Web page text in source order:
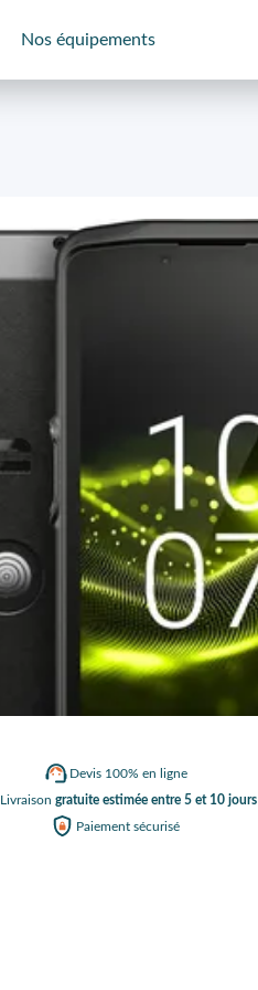
Nos équipements
Devis 100% en ligne
Livraison gratuite estimée entre 5 et 10 jours
Paiement sécurisé